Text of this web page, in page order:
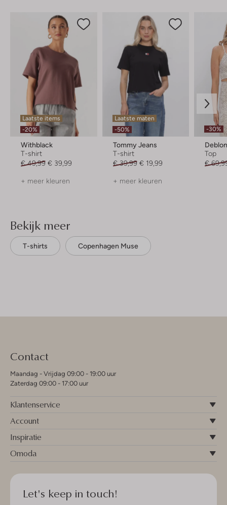
Laatste items
-20%
Withblack
T-shirt
€ 49,99 € 39,99
+ meer kleuren
Laatste maten
-50%
Tommy Jeans
T-shirt
€ 39,99 € 19,99
+ meer kleuren
-30%
Top
€
Bekijk meer
T-shirts Copenhagen Muse
Contact
Maandag - Vrijdag 09:00 - 19:00 uur
Zaterdag 09:00 - 17:00 uur
Klantenservice
Account
Inspiratie
Omoda
Let's keep in touch!